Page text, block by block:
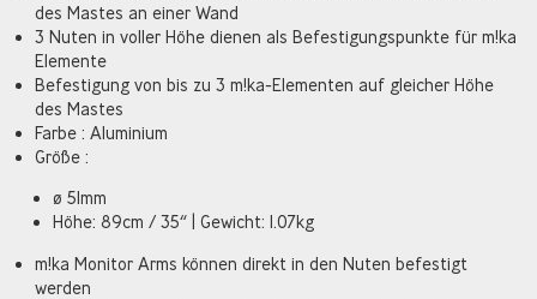
des Mastes an einer Wand
3 Nuten in voller Höhe dienen als Befestigungspunkte für m!ka
Elemente
Befestigung von bis zu 3 m!ka-Elementen auf gleicher Höhe
des Mastes
Farbe : Aluminium
Größe :
ø 51mm
Höhe: 89cm / 35“ | Gewicht: 1.07kg
m!ka Monitor Arms können direkt in den Nuten befestigt
werden